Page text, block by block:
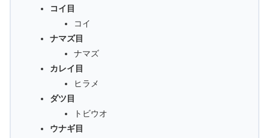
コイ目
コイ
ナマズ目
ナマズ
カレイ目
ヒラメ
ダツ目
トビウオ
ウナギ目